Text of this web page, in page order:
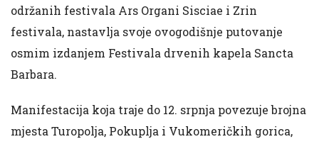
održanih festivala Ars Organi Sisciae i Zrin
festivala, nastavlja svoje ovogodišnje putovanje
osmim izdanjem Festivala drvenih kapela Sancta
Barbara.
Manifestacija koja traje do 12. srpnja povezuje brojna
mjesta Turopolja, Pokuplja i Vukomeričkih gorica,